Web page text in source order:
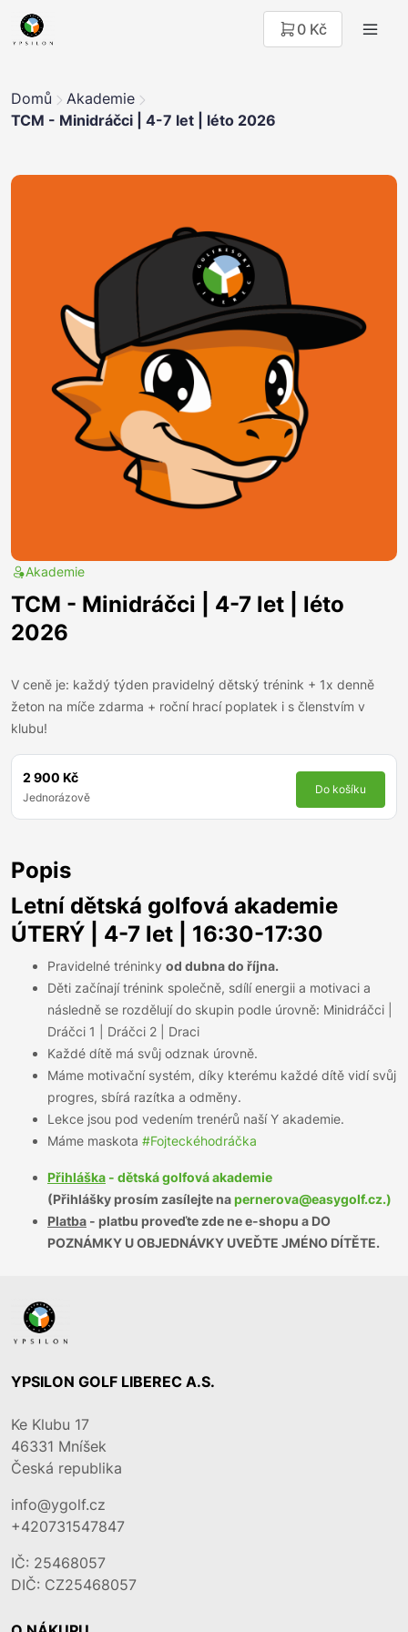
0 Kč
Domů
Akademie
TCM - Minidráčci | 4-7 let | léto 2026
Akademie
TCM - Minidráčci | 4-7 let | léto
2026
V ceně je: každý týden pravidelný dětský trénink + 1x denně
žeton na míče zdarma + roční hrací poplatek i s členstvím v
klubu!
2 900 Kč
Jednorázově
Do košíku
Popis
Letní dětská golfová akademie
ÚTERÝ | 4-7 let | 16:30-17:30
Pravidelné tréninky od dubna do října.
Děti začínají trénink společně, sdílí energii a motivaci a
následně se rozdělují do skupin podle úrovně: Minidráčci |
Dráčci 1 | Dráčci 2 | Draci
Každé dítě má svůj odznak úrovně.
Máme motivační systém, díky kterému každé dítě vidí svůj
progres, sbírá razítka a odměny.
Lekce jsou pod vedením trenérů naší Y akademie‬.
Máme maskota #Fojteckéhodráčka
Přihláška - dětská golfová akademie
(Přihlášky prosím zasílejte napernerova@easygolf.cz.)
Platba - platbu proveďte zde ne e-shopu a DO
POZNÁMKY U OBJEDNÁVKY UVEĎTE JMÉNO DÍTĚTE.
YPSILON GOLF LIBEREC A.S.
Ke Klubu 17
46331 Mníšek
Česká republika
info@ygolf.cz
+420731547847
IČ: 25468057
DIČ: CZ25468057